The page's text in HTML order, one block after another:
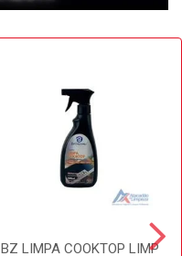
BZ LIMPA COOKTOP LIMP